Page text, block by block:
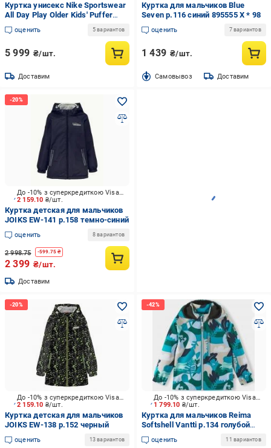
Куртка унисекс Nike Sportswear
All Day Play Older Kids' Puffer
Jacket р.158 черный HJ2722-010
оценить 5 вариантов
5 999 ₴/шт.
Доставим
Куртка для мальчиков Blue
Seven р.116 синий 895555 X * 98
оценить 7 вариантов
1 439 ₴/шт.
Cамовывоз Доставим
2 159.10 ₴/шт.
До -10% з суперкредиткою Visa Вигода
Куртка детская для мальчиков
JOIKS EW-141 р.158 темно-синий
оценить 8 вариантов
2 998.75 -599.75 ₴
2 399 ₴/шт.
Доставим
2 159.10 ₴/шт.
До -10% з суперкредиткою Visa Вигода
Куртка детская для мальчиков
JOIKS EW-138 р.152 черный
оценить 13 вариантов
1 799.10 ₴/шт.
До -10% з суперкредиткою Visa Вигода
Куртка для мальчиков Reima
Softshell Vantti р.134 голубой
5100009B-0992
оценить 11 вариантов